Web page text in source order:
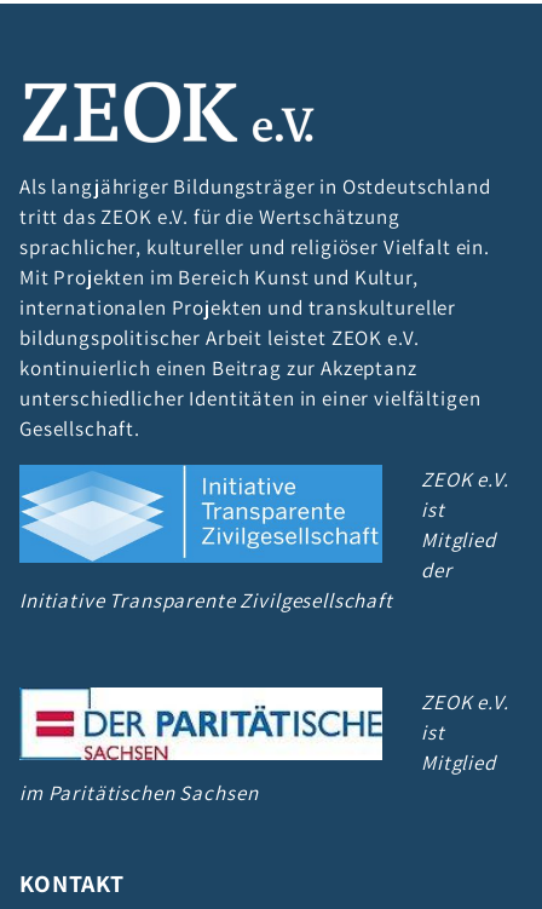
Als langjähriger Bildungsträger in Ostdeutschland
tritt das ZEOK e.V. für die Wertschätzung
sprachlicher, kultureller und religiöser Vielfalt ein.
Mit Projekten im Bereich Kunst und Kultur,
internationalen Projekten und transkultureller
bildungspolitischer Arbeit leistet ZEOK e.V.
kontinuierlich einen Beitrag zur Akzeptanz
unterschiedlicher Identitäten in einer vielfältigen
Gesellschaft.
ZEOK e.V.
ist
Mitglied
der
Initiative Transparente Zivilgesellschaft
ZEOK e.V.
ist
Mitglied
im Paritätischen Sachsen
KONTAKT